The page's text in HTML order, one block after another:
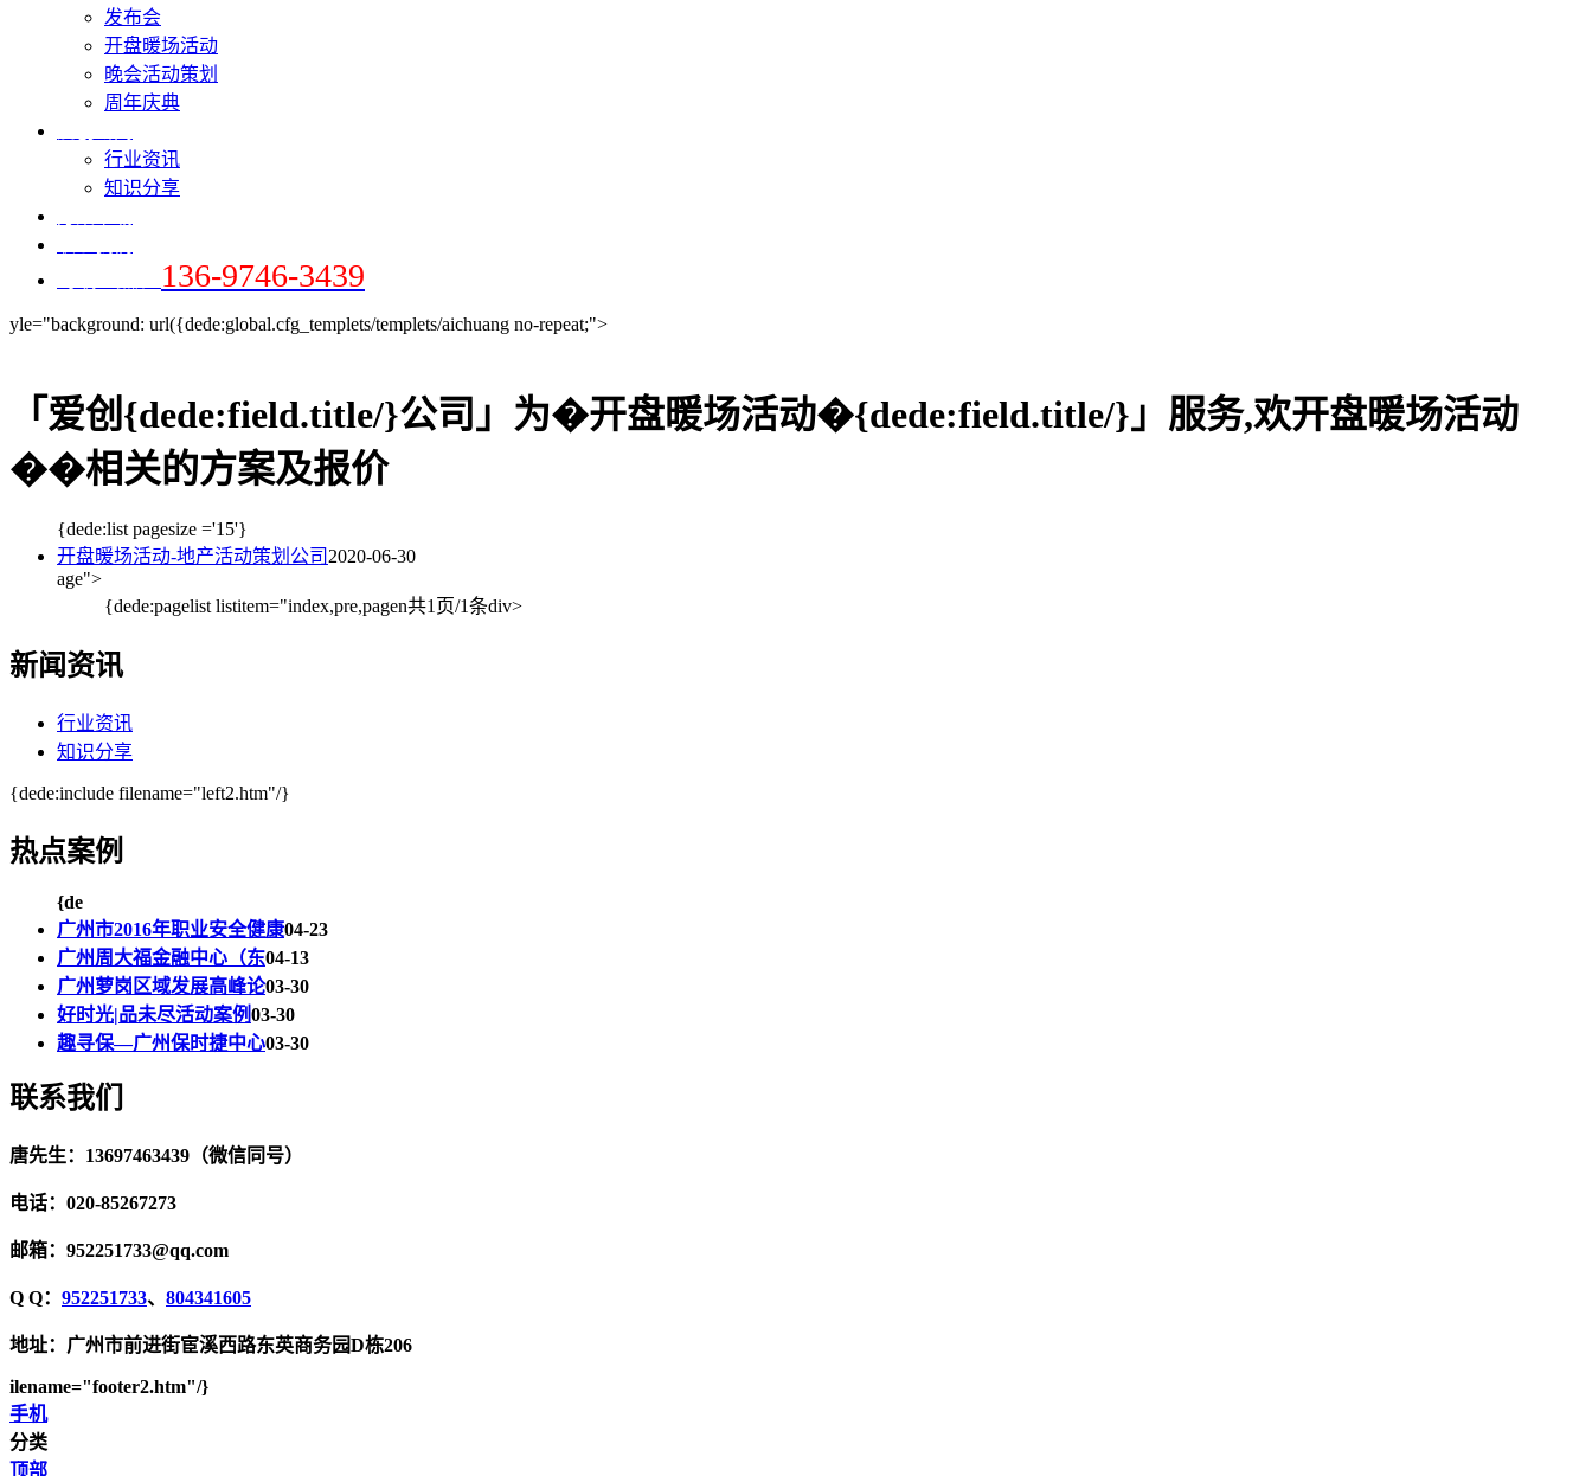
发布会
开盘暖场活动
晚会活动策划
周年庆典
行业资讯
知识分享
136-9746-3439
yle="background: url({dede:global.cfg_templets/templets/aichuang no-repeat;">
「爱创{dede:field.title/}公司」为�开盘暖场活动�{dede:field.title/}」服务,欢开盘暖场活动
��相关的方案及报价
{dede:list pagesize ='15'}
开盘暖场活动-地产活动策划公司 2020-06-30
age">
{dede:pagelist listitem="index,pre,pagen共1页/1条div>
新闻资讯
行业资讯
知识分享
{dede:include filename="left2.htm"/}
热点案例
{de
广州市2016年职业安全健康04-23
广州周大福金融中心（东04-13
广州萝岗区域发展高峰论03-30
好时光|品未尽活动案例03-30
趣寻保—广州保时捷中心03-30
联系我们
唐先生：13697463439（微信同号）
电话：020-85267273
邮箱：952251733@qq.com
Q Q： 952251733、 804341605
地址：广州市前进街宦溪西路东英商务园D栋206
ilename="footer2.htm"/}
手机
分类
顶部